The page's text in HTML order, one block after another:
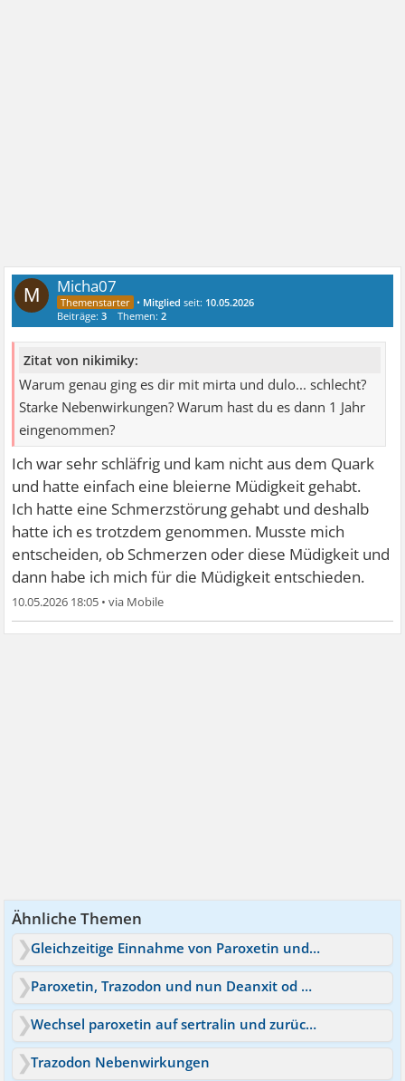
M Micha07
• Mitglied seit: 10.05.2026
Beiträge:3 Themen:2
Zitat von nikimiky:
Warum genau ging es dir mit mirta und dulo... schlecht?
Starke Nebenwirkungen? Warum hast du es dann 1 Jahr
eingenommen?
Ich war sehr schläfrig und kam nicht aus dem Quark
und hatte einfach eine bleierne Müdigkeit gehabt.
Ich hatte eine Schmerzstörung gehabt und deshalb
hatte ich es trotzdem genommen. Musste mich
entscheiden, ob Schmerzen oder diese Müdigkeit und
dann habe ich mich für die Müdigkeit entschieden.
10.05.2026 18:05 •
Ähnliche Themen
Gleichzeitige Einnahme von Paroxetin und Trazodon?
Paroxetin, Trazodon und nun Deanxit od Atarax dazu
Wechsel paroxetin auf sertralin und zurück paroxetin
Trazodon Nebenwirkungen